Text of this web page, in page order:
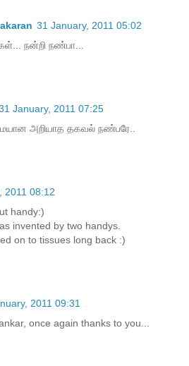
31 January, 2011 05:02
நன்றி நண்பா...
January, 2011 07:25
அறியாத தகவல் நண்பரே..
2011 08:12
handy:)
invented by two handys.
on to tissues long back :)
2011 09:31
once again thanks to you...